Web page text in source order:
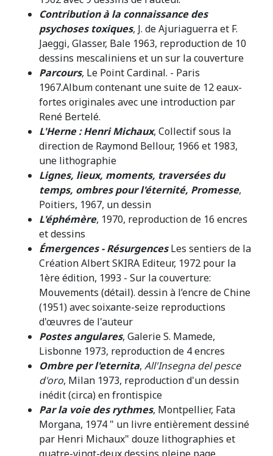
Contribution à la connaissance des
psychoses toxiques, J. de Ajuriaguerra et F.
Jaeggi, Glasser, Bale 1963, reproduction de 10
dessins mescaliniens et un sur la couverture
Parcours, Le Point Cardinal. - Paris
1967.Album contenant une suite de 12 eaux-
fortes originales avec une introduction par
René Bertelé.
L'Herne : Henri Michaux, Collectif sous la
direction de Raymond Bellour, 1966 et 1983,
une lithographie
Lignes, lieux, moments, traversées du
temps, ombres pour l'éternité, Promesse,
Poitiers, 1967, un dessin
L'éphémère, 1970, reproduction de 16 encres
et dessins
Émergences - RésurgencesLes sentiers de la
Création Albert SKIRA Editeur, 1972 pour la
1ère édition, 1993 - Sur la couverture:
Mouvements (détail). dessin à l’encre de Chine
(1951) avec soixante-seize reproductions
d'œuvres de l'auteur
Postes angulares, Galerie S. Mamede,
Lisbonne 1973, reproduction de 4 encres
Ombre per l'eternita, All'Insegna del pesce
d'oro, Milan 1973, reproduction d'un dessin
inédit (circa) en frontispice
Par la voie des rythmes, Montpellier, Fata
Morgana, 1974 " un livre entièrement dessiné
par Henri Michaux" douze lithographies et